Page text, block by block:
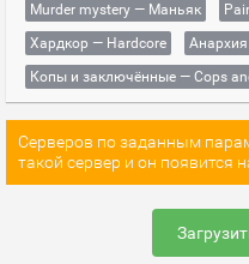
Murder mystery — Маньяк
Хардкор — Hardcore
Копы и заключённые — Cops
Серверов по заданным
такой сервер и он появится